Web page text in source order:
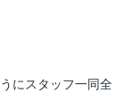
にスタッフ一同全